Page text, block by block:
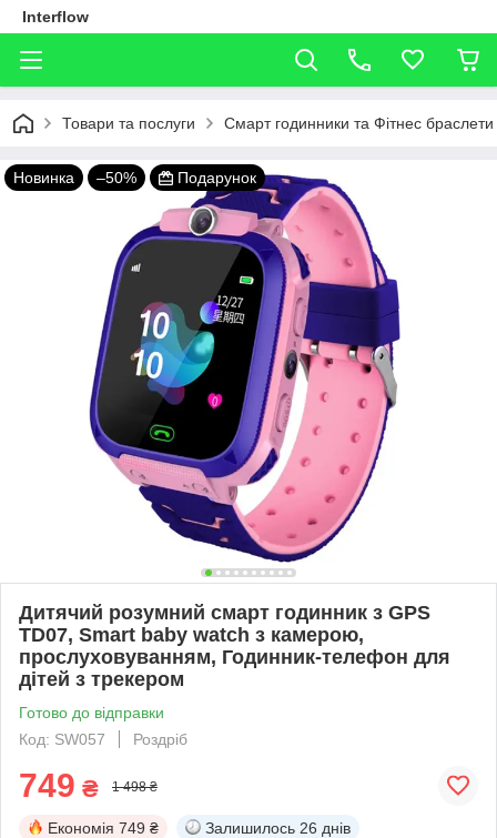
Interflow
Товари та послуги Смарт годинники та Фітнес браслети
Новинка –50% Подарунок
Дитячий розумний смарт годинник з GPS
TD07, Smart baby watch з камерою,
прослуховуванням, Годинник-телефон для
дітей з трекером
Готово до відправки
Код: SW057
Роздріб
749 ₴ 1 498 ₴
Економія 749 ₴ Залишилось 26 днів